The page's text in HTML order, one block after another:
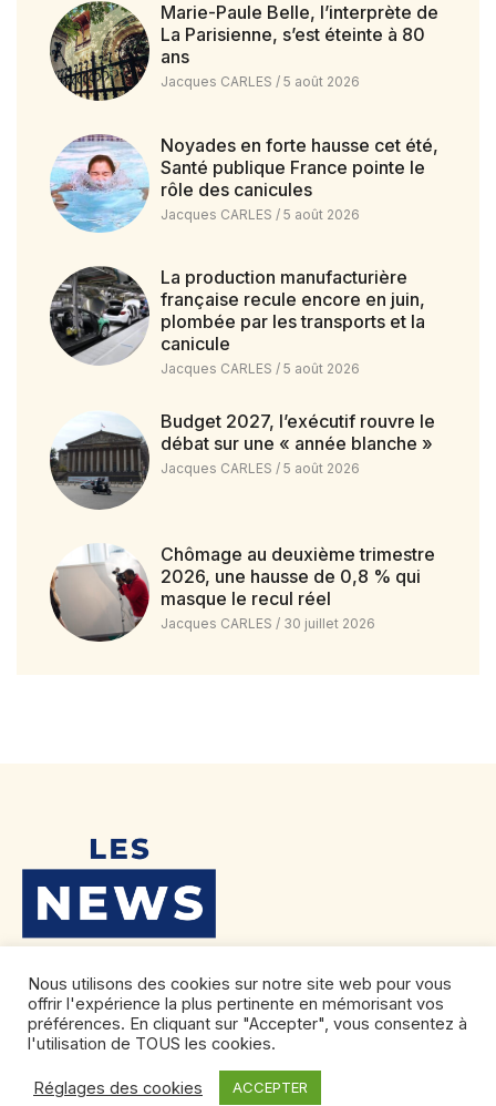
Marie-Paule Belle, l’interprète de
La Parisienne, s’est éteinte à 80
ans
Jacques CARLES 5 août 2026
Noyades en forte hausse cet été,
Santé publique France pointe le
rôle des canicules
Jacques CARLES 5 août 2026
La production manufacturière
française recule encore en juin,
plombée par les transports et la
canicule
Jacques CARLES 5 août 2026
Budget 2027, l’exécutif rouvre le
débat sur une « année blanche »
Jacques CARLES 5 août 2026
Chômage au deuxième trimestre
2026, une hausse de 0,8 % qui
masque le recul réel
Jacques CARLES 30 juillet 2026
Nous utilisons des cookies sur notre site web pour vous
offrir l'expérience la plus pertinente en mémorisant vos
préférences. En cliquant sur "Accepter", vous consentez à
l'utilisation de TOUS les cookies.
Réglages des cookies ACCEPTER